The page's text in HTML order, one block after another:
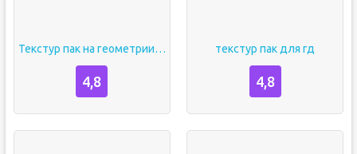
Текстур пак на геометрии даш
4,8
текстур пак для гд
4,8